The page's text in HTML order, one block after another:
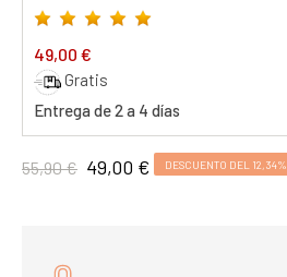
49,00 €
Gratis
Entrega de 2 a 4 días
55,90 € 49,00 € DESCUENTO DEL 12,34%